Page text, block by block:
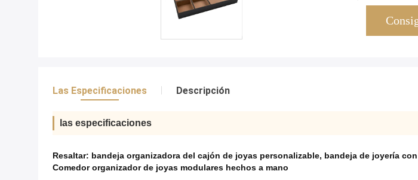
Las Especificaciones Descripción
las especificaciones
Resaltar: bandeja organizadora del cajón de joyas personalizable, bandeja de joyería
Comedor organizador de joyas modulares hechos a mano